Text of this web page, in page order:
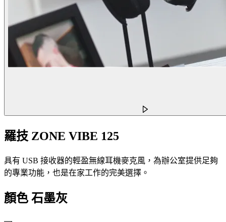
羅技 ZONE VIBE 125
具有 USB 接收器的輕盈無線耳機麥克風，為辦公室提供足夠
的專業功能，也是在家工作的完美選擇。
顏色 石墨灰